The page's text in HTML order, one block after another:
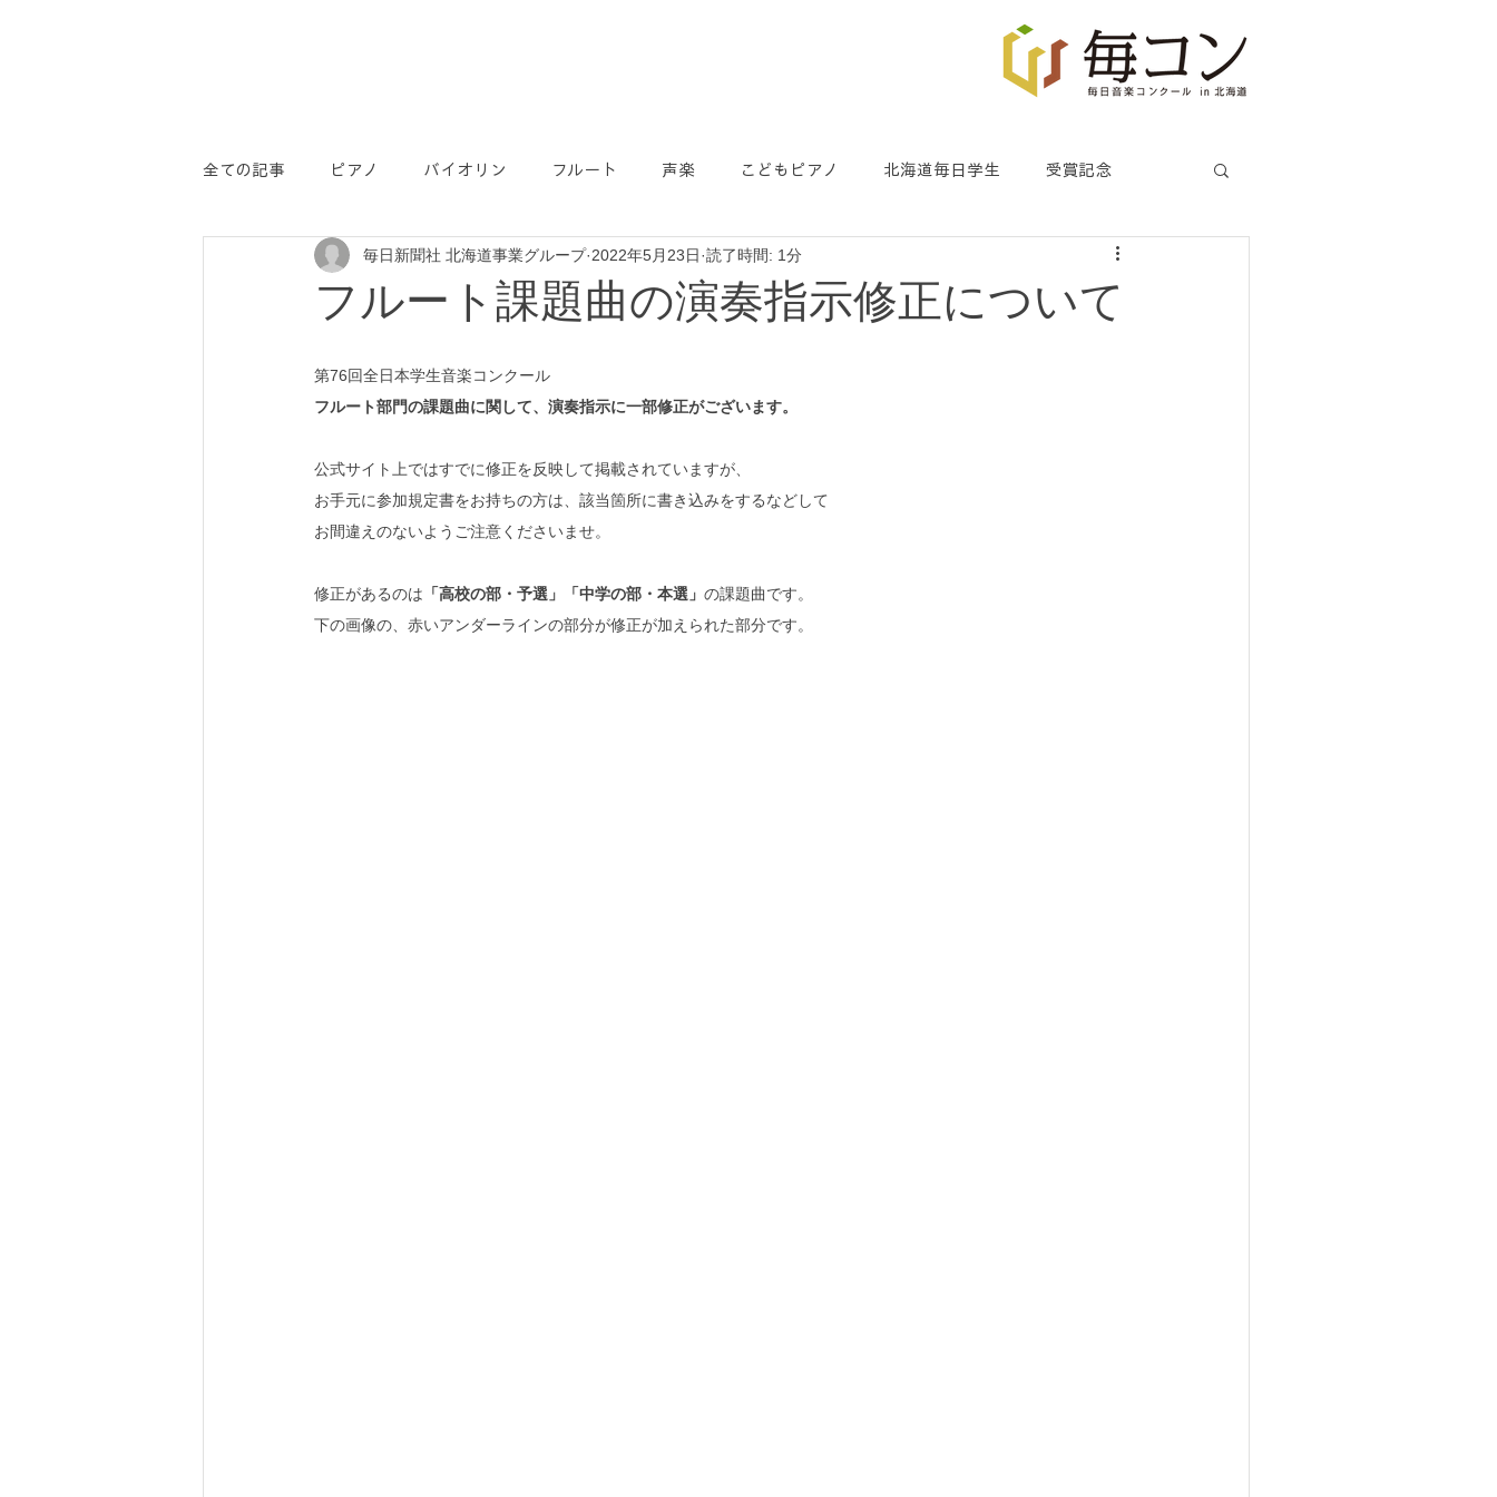
全ての記事 ピアノ バイオリン フルート 声楽 こどもピアノ 北海道毎日学生 受賞記念
PR
フルート課題曲の演奏指示修正について
毎日新聞社 北海道事業グループ 2022年5月23日 読了時間: 1分
第76回全日本学生音楽コンクール
フルート部門の課題曲に関して、演奏指示に一部修正がございます。
公式サイト上ではすでに修正を反映して掲載されていますが、
お手元に参加規定書をお持ちの方は、該当箇所に書き込みをするなどして
お間違えのないようご注意くださいませ。
修正があるのは 「高校の部・予選」「中学の部・本選」 の課題曲です。
下の画像の、赤いアンダーラインの部分が修正が加えられた部分です。